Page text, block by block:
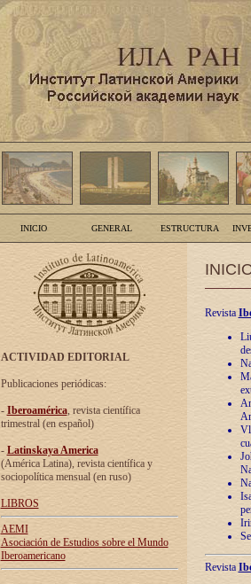
INICIO GENERAL ESTRUCTURA
ACTIVIDAD EDITORIAL
Publicaciones periódicas:
- Iberoamérica, revista científica
trimestral (en español)
- Latinskaya America
(América Latina), revista científica y
sociopolítica mensual (en ruso)
LIBROS
AEMI
Asociación de Estudios sobre el Mundo
Iberoamericano
Revista
Revista